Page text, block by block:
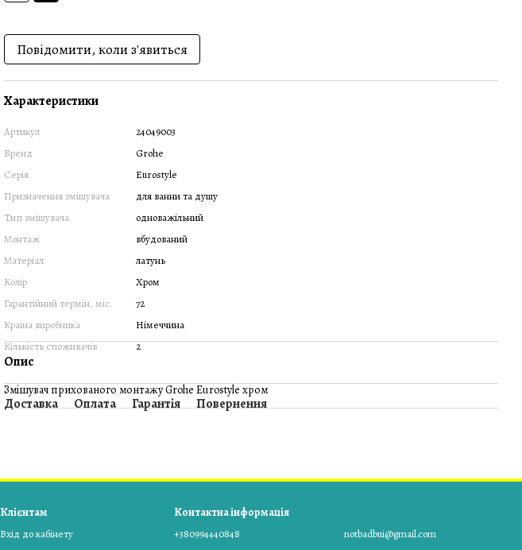
Повідомити, коли з'явиться
Характеристики
Артикул
24049003
Бренд
Grohe
Серія
Eurostyle
Призначення змішувача
для ванни та душу
Тип змішувача
одноважільний
Монтаж
вбудований
Матеріал
латунь
Колір
Хром
Гарантійний термін, міс.
72
Країна виробника
Німеччина
Кількість споживачів
2
Опис
Змішувач прихованого монтажу Grohe Eurostyle хром
Доставка Оплата Гарантія Повернення
Клієнтам
Вхід до кабінету
Контактна інформація
+380994440848 notbadbui@gmail.com